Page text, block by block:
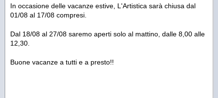
In occasione delle vacanze estive, L'Artistica sarà chiusa dal
01/08 al 17/08 compresi.
Dal 18/08 al 27/08 saremo aperti solo al mattino, dalle 8,00 alle
12,30.
Buone vacanze a tutti e a presto!!